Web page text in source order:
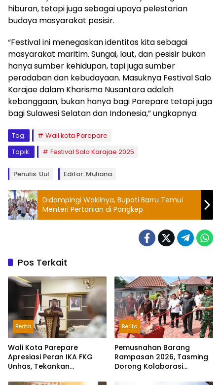
hiburan, tetapi juga sebagai upaya pelestarian
budaya masyarakat pesisir.
“Festival ini menegaskan identitas kita sebagai
masyarakat maritim. Sungai, laut, dan pesisir bukan
hanya sumber kehidupan, tapi juga sumber
peradaban dan kebudayaan. Masuknya Festival Salo
Karajae dalam Kharisma Nusantara adalah
kebanggaan, bukan hanya bagi Parepare tetapi juga
bagi Sulawesi Selatan dan Indonesia,” ungkapnya.
Tag:
Wali kota Parepare
Topik:
Festival Salo Karajae 2025
Penulis: Uul Editor: Muliana
Didampingi Wakilnya, Bupati Barru Temui
Menteri Pertanian di Pangkep
Pos Terkait
Berita
Wali Kota Parepare
Apresiasi Peran IKA FKG
Unhas, Tekankan
Berita
Pemusnahan Barang
Rampasan 2026, Tasming
Dorong Kolaborasi